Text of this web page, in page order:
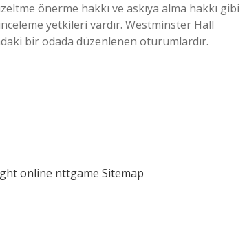
önerme hakkı ve askıya alma hakkı gibi
yetkileri vardır. Westminster Hall
bir odada düzenlenen oturumlardır.
online nttgame Sitemap